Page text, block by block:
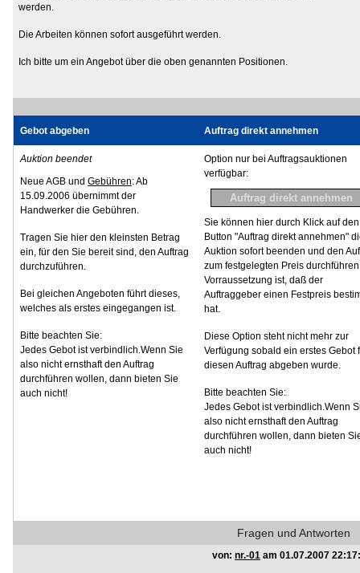
werden.
Die Arbeiten können sofort ausgeführt werden.
Ich bitte um ein Angebot über die oben genannten Positionen.
Gebot abgeben Auftrag direkt annehmen
Auktion beendet
Neue AGB und Gebühren: Ab
15.09.2006 übernimmt der
Handwerker die Gebühren.
Tragen Sie hier den kleinsten Betrag
ein, für den Sie bereit sind, den Auftrag
durchzuführen.
Bei gleichen Angeboten führt dieses,
welches als erstes eingegangen ist.
Bitte beachten Sie:
Jedes Gebot ist verbindlich.Wenn Sie
also nicht ernsthaft den Auftrag
durchführen wollen, dann bieten Sie
auch nicht!
Option nur bei Auftragsauktionen
verfügbar:
Sie können hier durch Klick auf den
Button "Auftrag direkt annehmen"
Auktion sofort beenden und den
zum festgelegten Preis
Vorraussetzung ist, daß der
Auftraggeber einen Festpreis
hat.
Diese Option steht nicht mehr zur
Verfügung sobald ein erstes Gebot
diesen Auftrag abgeben wurde.
Bitte beachten Sie:
Jedes Gebot ist verbindlich.Wenn
also nicht ernsthaft den Auftrag
durchführen wollen, dann bieten
auch nicht!
Fragen und Antworten
von: nr.-01 am 01.07.2007